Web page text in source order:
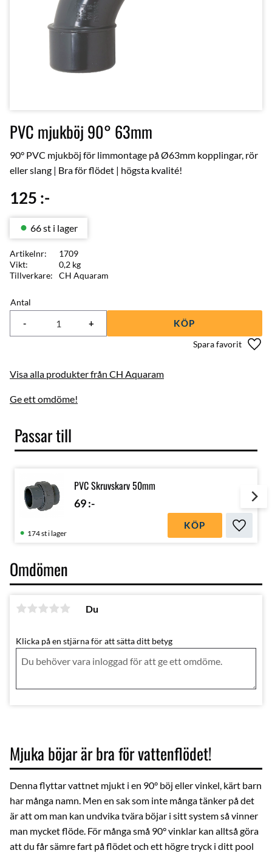
PVC mjukböj 90° 63mm
90° PVC mjukböj för limmontage på Ø63mm kopplingar, rör
eller slang | Bra för flödet | högsta kvalité!
125 :-
Antal
+
- KÖP
66 st i lager
Artikelnr
1709
Vikt
0,2 kg
Tillverkare
CH Aquaram
Visa alla produkter från CH Aquaram
Ge ett omdöme!
Passar till
PVC Skruvskarv 50mm
69:-
Lägg
174 st i lager
KÖP
Mjuka böjar är bra för vattenflödet!
Denna flyttar vattnet mjukt i en 90° böj eller vinkel, kärt barn
har många namn. Men en sak som inte många tänker på det
är att om man kan undvika tvära böjar i sitt system så vinner
man mycket flöde. För många små 90° vinklar kan alltså göra
att du får sämre fart på flödet och ett högre tryck i ditt pool
Omdömen
Du
Klicka på en stjärna för att sätta ditt betyg